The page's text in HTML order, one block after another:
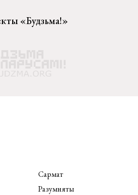
«Будзьма!»
Сармат
Разумняты